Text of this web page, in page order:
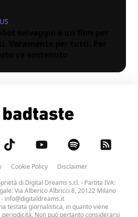
selvaggio è un film per
Veramente per tutti. Per
Cookie Policy
Disclaimer
di Digital Dreams s.r.l.- Partita IVA:
Via Alberico Albricci 8, 20122 Milano
info@digitaldreams.it
testata giornalistica, in quanto viene
Non può pertanto considerarsi